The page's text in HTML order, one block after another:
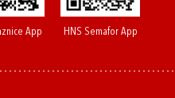
App HNS Semafor App